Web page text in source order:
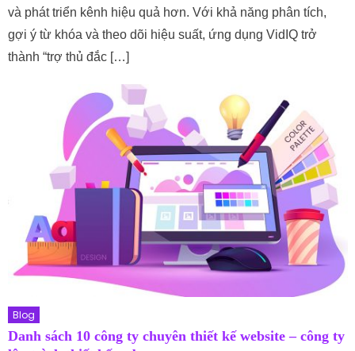
và phát triển kênh hiệu quả hơn. Với khả năng phân tích,
gợi ý từ khóa và theo dõi hiệu suất, ứng dụng VidIQ trở
thành “trợ thủ đắc […]
Blog
Danh sách 10 công ty chuyên thiết kế website – công ty